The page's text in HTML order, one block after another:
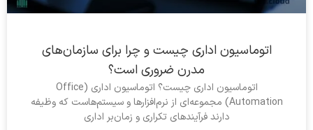
اتوماسیون اداری چیست و چرا برای سازمان‌های
مدرن ضروری است؟
اتوماسیون اداری چیست؟ اتوماسیون اداری (Office
Automation) مجموعه‌ای از نرم‌افزارها و سیستم‌هاست که وظیفه
دارند فرآیندهای تکراری و زمان‌بر اداری